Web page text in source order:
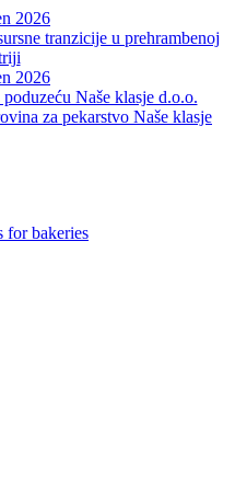
tranzicije u prehrambenoj
Naše klasje d.o.o.
for bakeries